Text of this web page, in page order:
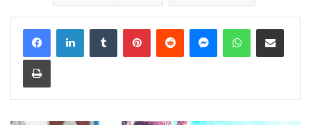
FacebookLinkedInTumblr PinterestReddit MessengerWhatsAppShare via Email
Print